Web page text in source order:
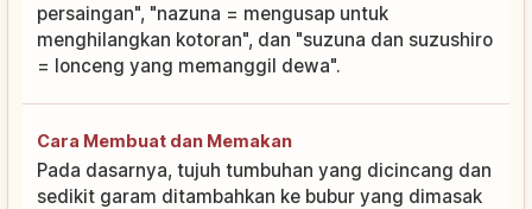
persaingan", "nazuna = mengusap untuk
menghilangkan kotoran", dan "suzuna dan suzushiro
= lonceng yang memanggil dewa".
Cara Membuat dan Memakan
Pada dasarnya, tujuh tumbuhan yang dicincang dan
sedikit garam ditambahkan ke bubur yang dimasak